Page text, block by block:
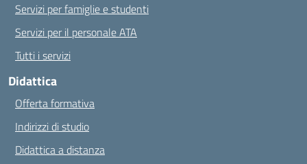
Servizi per famiglie e studenti
Servizi per il personale ATA
Tutti i servizi
Didattica
Offerta formativa
Indirizzi di studio
Didattica a distanza